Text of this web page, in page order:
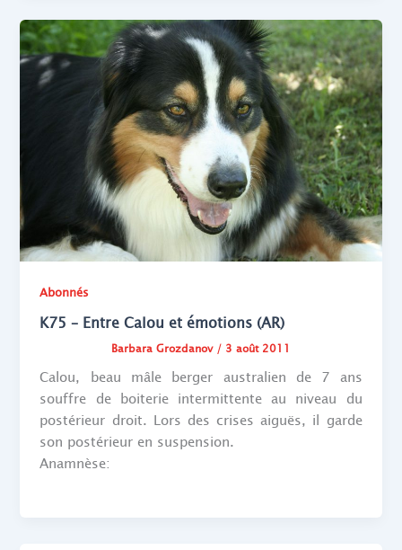
Abonnés
K75 – Entre Calou et émotions (AR)
Barbara Grozdanov/ 3 août 2011
Calou, beau mâle berger australien de 7 ans
souffre de boiterie intermittente au niveau du
postérieur droit. Lors des crises aiguës, il garde
son postérieur en suspension.
Anamnèse: